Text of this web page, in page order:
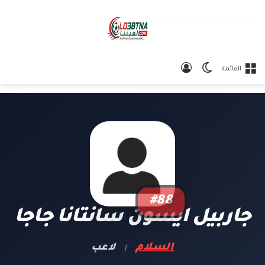
القائمة الوضع المظلم
#88
جاربيل ايسون سانتانا جاجا
السلام | لاعب